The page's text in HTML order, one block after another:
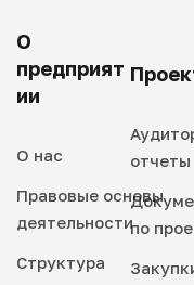
О
предприят
ии
О нас
Правовые основы
деятельности
Структура
отчеты
по